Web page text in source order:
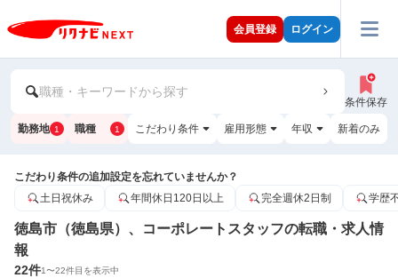
会員登録 ログイン
職種・キーワードから探す
条件保存
勤務地 1 職種 1 こだわり条件 雇用形態 年収 新着のみ
こだわり条件の追加設定を忘れていませんか？
土日祝休み
年間休日120日以上 完全週休2日制 学歴
徳島市（徳島県）、コーポレートスタッフの転職・求人情
報
22件1〜22件目を表示中